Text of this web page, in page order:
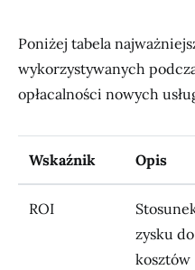
Poniżej tabela
wykorzystywanych
opłacalności nowych
Wskaźnik Opis
ROI
zysku do
kosztów